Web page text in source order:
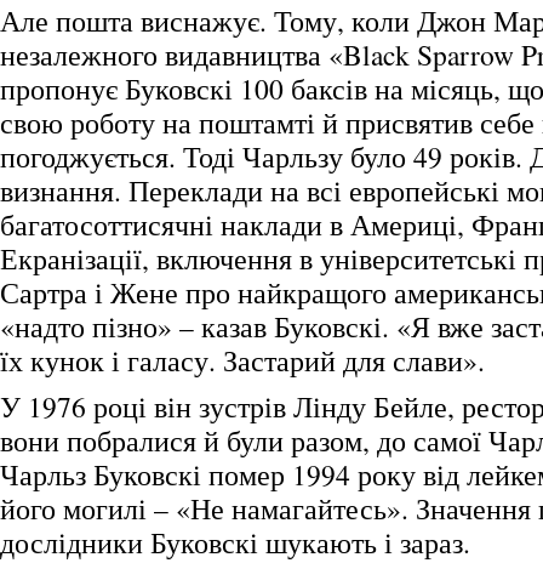
Але пошта виснажує. Тому, коли Джон
незалежного видавництва «Black Sparrow
пропонує Буковскі 100 баксів на місяць,
свою роботу на поштамті й присвятив
погоджується. Тоді Чарльзу було 49 років.
визнання. Переклади на всі европейські
багатосоттисячні наклади в Америці,
Екранізації, включення в університетські
Сартра і Жене про найкращого
«надто пізно» – казав Буковскі. «Я вже
їх кунок і галасу. Застарий для слави».
У 1976 році він зустрів Лінду Бейле,
вони побралися й були разом, до самої
Чарльз Буковскі помер 1994 року від
його могилі – «Не намагайтесь». Значення
дослідники Буковскі шукають і зараз.